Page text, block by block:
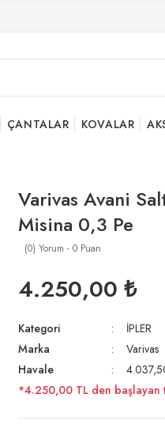
ÇANTALAR KOVALAR
Varivas Avani
Misina 0,3 Pe
(0) Yorum - 0 Puan
4.250,00 ₺
Kategori
İPLER
Marka
Varivas
Havale
*4.250,00 TL den başlayan